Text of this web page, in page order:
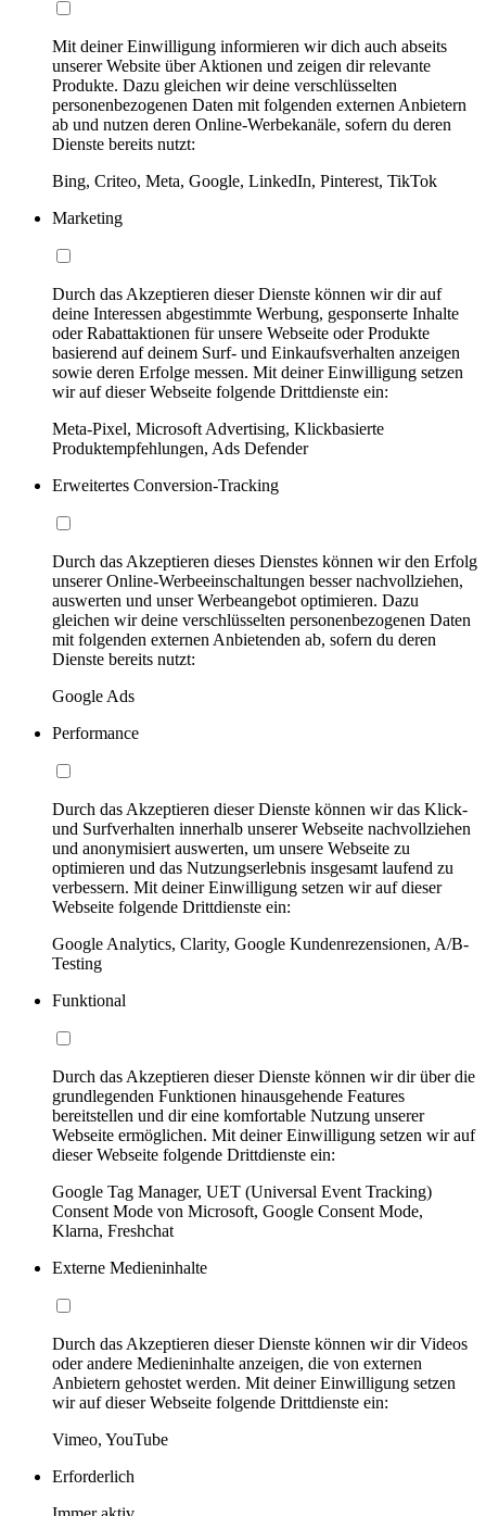
Mit deiner Einwilligung informieren wir dich auch abseits
unserer Website über Aktionen und zeigen dir relevante
Produkte. Dazu gleichen wir deine verschlüsselten
personenbezogenen Daten mit folgenden externen Anbietern
ab und nutzen deren Online-Werbekanäle, sofern du deren
Dienste bereits nutzt:
Bing, Criteo, Meta, Google, LinkedIn, Pinterest, TikTok
Marketing
Durch das Akzeptieren dieser Dienste können wir dir auf
deine Interessen abgestimmte Werbung, gesponserte Inhalte
oder Rabattaktionen für unsere Webseite oder Produkte
basierend auf deinem Surf- und Einkaufsverhalten anzeigen
sowie deren Erfolge messen. Mit deiner Einwilligung setzen
wir auf dieser Webseite folgende Drittdienste ein:
Meta-Pixel, Microsoft Advertising, Klickbasierte
Produktempfehlungen, Ads Defender
Erweitertes Conversion-Tracking
Durch das Akzeptieren dieses Dienstes können wir den Erfolg
unserer Online-Werbeeinschaltungen besser nachvollziehen,
auswerten und unser Werbeangebot optimieren. Dazu
gleichen wir deine verschlüsselten personenbezogenen Daten
mit folgenden externen Anbietenden ab, sofern du deren
Dienste bereits nutzt:
Google Ads
Performance
Durch das Akzeptieren dieser Dienste können wir das Klick-
und Surfverhalten innerhalb unserer Webseite nachvollziehen
und anonymisiert auswerten, um unsere Webseite zu
optimieren und das Nutzungserlebnis insgesamt laufend zu
verbessern. Mit deiner Einwilligung setzen wir auf dieser
Webseite folgende Drittdienste ein:
Google Analytics, Clarity, Google Kundenrezensionen, A/B-
Testing
Funktional
Durch das Akzeptieren dieser Dienste können wir dir über die
grundlegenden Funktionen hinausgehende Features
bereitstellen und dir eine komfortable Nutzung unserer
Webseite ermöglichen. Mit deiner Einwilligung setzen wir auf
dieser Webseite folgende Drittdienste ein:
Google Tag Manager, UET (Universal Event Tracking)
Consent Mode von Microsoft, Google Consent Mode,
Klarna, Freshchat
Externe Medieninhalte
Durch das Akzeptieren dieser Dienste können wir dir Videos
oder andere Medieninhalte anzeigen, die von externen
Anbietern gehostet werden. Mit deiner Einwilligung setzen
wir auf dieser Webseite folgende Drittdienste ein:
Vimeo, YouTube
Erforderlich